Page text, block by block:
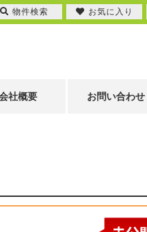
社概要 お問い合わせ
物件検索 お気に入り